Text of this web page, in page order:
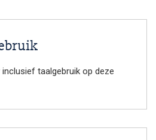
taalgebruik op deze